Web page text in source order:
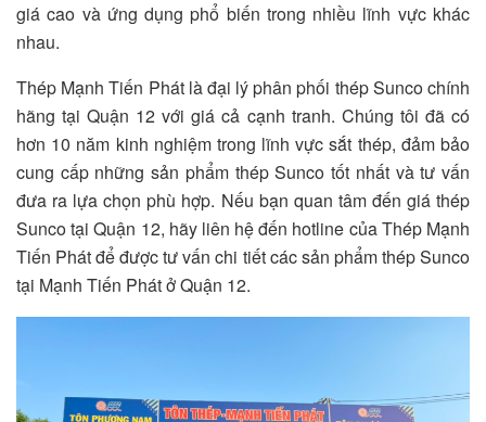
giá cao và ứng dụng phổ biến trong nhiều lĩnh vực khác
nhau.
Thép Mạnh Tiến Phát là đại lý phân phối thép Sunco chính
hãng tại Quận 12 với giá cả cạnh tranh. Chúng tôi đã có
hơn 10 năm kinh nghiệm trong lĩnh vực sắt thép, đảm bảo
cung cấp những sản phẩm thép Sunco tốt nhất và tư vấn
đưa ra lựa chọn phù hợp. Nếu bạn quan tâm đến giá thép
Sunco tại Quận 12, hãy liên hệ đến hotline của Thép Mạnh
Tiến Phát để được tư vấn chi tiết các sản phẩm thép Sunco
tại Mạnh Tiến Phát ở Quận 12.